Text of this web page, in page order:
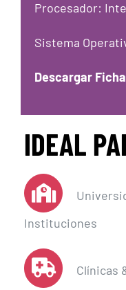
Procesador:
Sistema
Descargar
IDEAL
Instituciones
Clínicas